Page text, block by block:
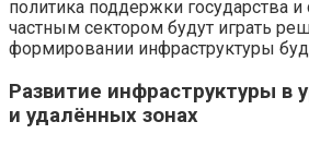
политика поддержки государства и
частным сектором будут играть
формировании инфраструктуры
Развитие инфраструктуры в
и удалённых зонах